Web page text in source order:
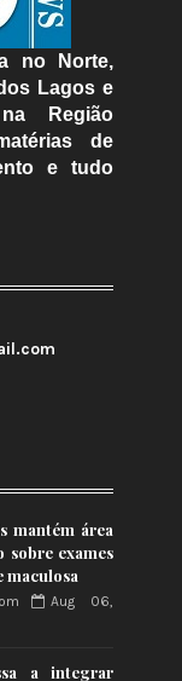
no Norte,
Lagos e
Região
de
e tudo
mantém área
sobre exames
maculosa
Aug 06,
a integrar